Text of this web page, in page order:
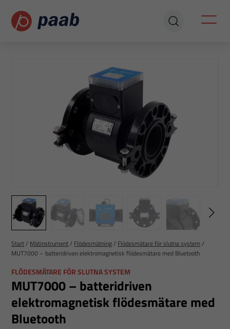
Start/ Mätinstrument/ Flödesmätning/ Flödesmätare för slutna system /
MUT7000 – batteridriven elektromagnetisk flödesmätare med Bluetooth
FLÖDESMÄTARE FÖR SLUTNA SYSTEM
MUT7000 – batteridriven
elektromagnetisk flödesmätare med
Bluetooth